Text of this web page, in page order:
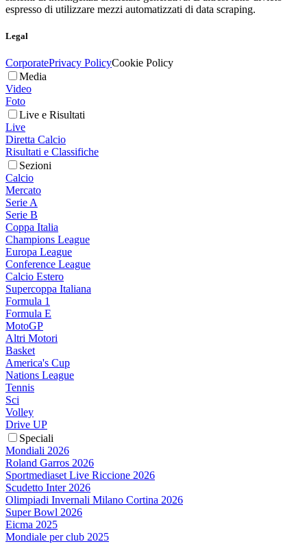
espresso di utilizzare mezzi automatizzati di data scraping.
Legal
CorporatePrivacy PolicyCookie Policy
Media
Video
Foto
Live e Risultati
Live
Diretta Calcio
Risultati e Classifiche
Sezioni
Calcio
Mercato
Serie A
Serie B
Coppa Italia
Champions League
Europa League
Conference League
Calcio Estero
Supercoppa Italiana
Formula 1
Formula E
MotoGP
Altri Motori
Basket
America's Cup
Nations League
Tennis
Sci
Volley
Drive UP
Speciali
Mondiali 2026
Roland Garros 2026
Sportmediaset Live Riccione 2026
Scudetto Inter 2026
Olimpiadi Invernali Milano Cortina 2026
Super Bowl 2026
Eicma 2025
Mondiale per club 2025